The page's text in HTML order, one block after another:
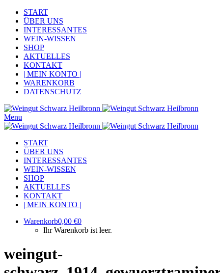
START
ÜBER UNS
INTERESSANTES
WEIN-WISSEN
SHOP
AKTUELLES
KONTAKT
| MEIN KONTO |
WARENKORB
DATENSCHUTZ
Menu
START
ÜBER UNS
INTERESSANTES
WEIN-WISSEN
SHOP
AKTUELLES
KONTAKT
| MEIN KONTO |
Warenkorb0,00 €0
Ihr Warenkorb ist leer.
weingut-